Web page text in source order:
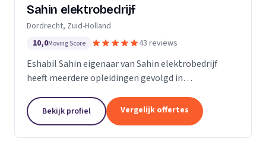
Sahin elektrobedrijf
Dordrecht, Zuid-Holland
10,0Moving Score 43 reviews
Eshabil Sahin eigenaar van Sahin elektrobedrijf
heeft meerdere opleidingen gevolgd in
ging doen want onder andere zijn opa, vader en oom
zijn...
Bekijk profiel Vergelijk offertes